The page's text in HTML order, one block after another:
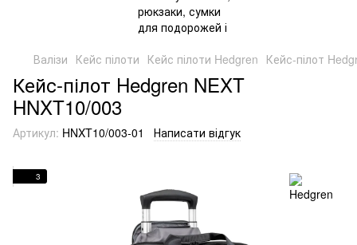
Валізи Кейс пілоти Кейс пілоти Hedgren Кейс-пілот
Кейс-пілот Hedgren NEXT
HNXT10/003
Артикул: HNXT10/003-01 Написати відгук
3